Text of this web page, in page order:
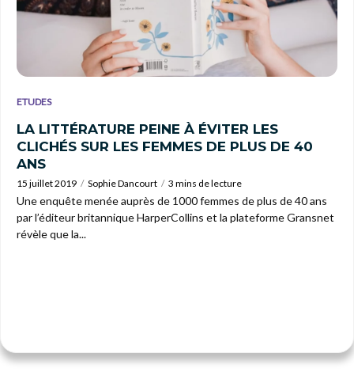
ETUDES
LA LITTÉRATURE PEINE À ÉVITER LES
CLICHÉS SUR LES FEMMES DE PLUS DE 40
ANS
15 juillet 2019 Sophie Dancourt 3 mins de lecture
Une enquête menée auprès de 1000 femmes de plus de 40 ans
par l’éditeur britannique HarperCollins et la plateforme Gransnet
révèle que la...